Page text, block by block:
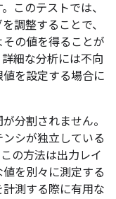
このテストでは、
調整することで、
の値を得ることが
細な分析には不向
を設定する場合に
分割されません。
シが独立している
の方法は出力レイ
を別々に測定する
測する際に有用な